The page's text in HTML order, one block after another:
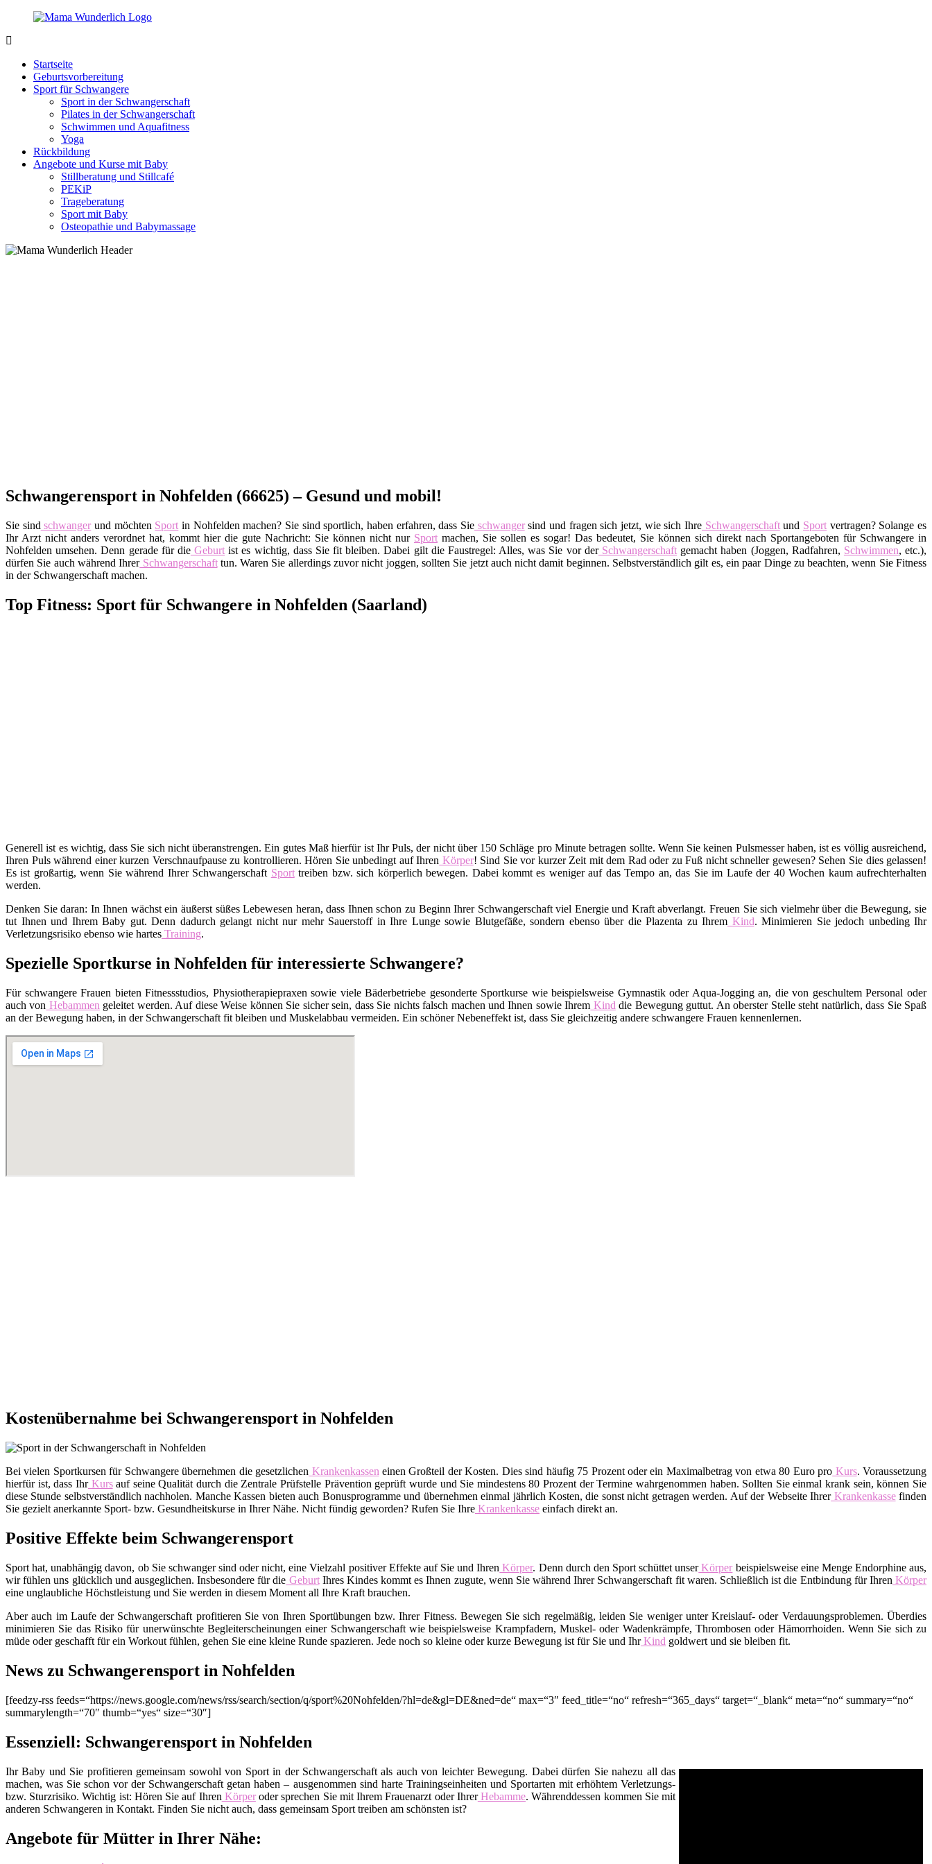
Zurück
Inhalt
sein
wunderbar!
Startseite
Geburtsvorbereitung
Sport für Schwangere
Sport in der Schwangerschaft
Pilates in der Schwangerschaft
Schwimmen und Aquafitness
Yoga
Rückbildung
Angebote und Kurse mit Baby
Stillberatung und Stillcafé
PEKiP
Trageberatung
Sport mit Baby
Osteopathie und Babymassage
Schwangerensport in Nohfelden (66625) – Gesund und mobil!
Sie sind schwangerund möchten Sport in Nohfelden machen? Sie sind sportlich, haben erfahren, dass Sie schwangersind und fragen sich jetzt, wie sich Ihre Schwangerschaftund Sport vertragen? Solange es
Ihr Arzt nicht anders verordnet hat, kommt hier die gute Nachricht: Sie können nicht nur Sport machen, Sie sollen es sogar! Das bedeutet, Sie können sich direkt nach Sportangeboten für Schwangere in
Nohfelden umsehen. Denn gerade für dieGeburt ist es wichtig, dass Sie fit bleiben. Dabei gilt die Faustregel: Alles, was Sie vor derSchwangerschaft gemacht haben (Joggen, Radfahren, Schwimmen, etc.),
dürfen Sie auch während IhrerSchwangerschafttun. Waren Sie allerdings zuvor nicht joggen, sollten Sie jetzt auch nicht damit beginnen. Selbstverständlich gilt es, ein paar Dinge zu beachten, wenn Sie Fitness
in der Schwangerschaft machen.
Top Fitness: Sport für Schwangere in Nohfelden (Saarland)
Generell ist es wichtig, dass Sie sich nicht überanstrengen. Ein gutes Maß hierfür ist Ihr Puls, der nicht über 150 Schläge pro Minute betragen sollte. Wenn Sie keinen Pulsmesser haben, ist es völlig ausreichend,
Ihren Puls während einer kurzen Verschnaufpause zu kontrollieren. Hören Sie unbedingt auf Ihren Körper! Sind Sie vor kurzer Zeit mit dem Rad oder zu Fuß nicht schneller gewesen? Sehen Sie dies gelassen!
Es ist großartig, wenn Sie während Ihrer Schwangerschaft Sporttreiben bzw. sich körperlich bewegen. Dabei kommt es weniger auf das Tempo an, das Sie im Laufe der 40 Wochen kaum aufrechterhalten
werden.
Denken Sie daran: In Ihnen wächst ein äußerst süßes Lebewesen heran, dass Ihnen schon zu Beginn Ihrer Schwangerschaft viel Energie und Kraft abverlangt. Freuen Sie sich vielmehr über die Bewegung, sie
tut Ihnen und Ihrem Baby gut. Denn dadurch gelangt nicht nur mehr Sauerstoff in Ihre Lunge sowie Blutgefäße, sondern ebenso über die Plazenta zu Ihrem Kind. Minimieren Sie jedoch unbeding Ihr
Verletzungsrisiko ebenso wie hartes Training.
Spezielle Sportkurse in Nohfelden für interessierte Schwangere?
Für schwangere Frauen bieten Fitnessstudios, Physiotherapiepraxen sowie viele Bäderbetriebe gesonderte Sportkurse wie beispielsweise Gymnastik oder Aqua-Jogging an, die von geschultem Personal oder
auch von Hebammen geleitet werden. Auf diese Weise können Sie sicher sein, dass Sie nichts falsch machen und Ihnen sowie Ihrem Kind die Bewegung guttut. An oberster Stelle steht natürlich, dass Sie Spaß
an der Bewegung haben, in der Schwangerschaft fit bleiben und Muskelabbau vermeiden. Ein schöner Nebeneffekt ist, dass Sie gleichzeitig andere schwangere Frauen kennenlernen.
Kostenübernahme bei Schwangerensport in Nohfelden
Bei vielen Sportkursen für Schwangere übernehmen die gesetzlichen Krankenkassen einen Großteil der Kosten. Dies sind häufig 75 Prozent oder ein Maximalbetrag von etwa 80 Euro pro Kurs. Voraussetzung
hierfür ist, dass IhrKursauf seine Qualität durch die Zentrale Prüfstelle Prävention geprüft wurde und Sie mindestens 80 Prozent der Termine wahrgenommen haben. Sollten Sie einmal krank sein, können Sie
diese Stunde selbstverständlich nachholen. Manche Kassen bieten auch Bonusprogramme und übernehmen einmal jährlich Kosten, die sonst nicht getragen werden. Auf der Webseite IhrerKrankenkassefinden
Sie gezielt anerkannte Sport- bzw. Gesundheitskurse in Ihrer Nähe. Nicht fündig geworden? Rufen Sie Ihre Krankenkasse einfach direkt an.
Positive Effekte beim Schwangerensport
Sport hat, unabhängig davon, ob Sie schwanger sind oder nicht, eine Vielzahl positiver Effekte auf Sie und Ihren Körper. Denn durch den Sport schüttet unserKörperbeispielsweise eine Menge Endorphine aus,
wir fühlen uns glücklich und ausgeglichen. Insbesondere für die GeburtIhres Kindes kommt es Ihnen zugute, wenn Sie während Ihrer Schwangerschaft fit waren. Schließlich ist die Entbindung für Ihren Körper
eine unglaubliche Höchstleistung und Sie werden in diesem Moment all Ihre Kraft brauchen.
Aber auch im Laufe der Schwangerschaft profitieren Sie von Ihren Sportübungen bzw. Ihrer Fitness. Bewegen Sie sich regelmäßig, leiden Sie weniger unter Kreislauf- oder Verdauungsproblemen. Überdies
minimieren Sie das Risiko für unerwünschte Begleiterscheinungen einer Schwangerschaft wie beispielsweise Krampfadern, Muskel- oder Wadenkrämpfe, Thrombosen oder Hämorrhoiden. Wenn Sie sich zu
müde oder geschafft für ein Workout fühlen, gehen Sie eine kleine Runde spazieren. Jede noch so kleine oder kurze Bewegung ist für Sie und IhrKind goldwert und sie bleiben fit.
News zu Schwangerensport in Nohfelden
[feedzy-rss feeds=“https://news.google.com/news/rss/search/section/q/sport%20Nohfelden/?hl=de&gl=DE&ned=de“ max=“3″ feed_title=“no“ refresh=“365_days“ target=“_blank“ meta=“no“ summary=“no“
summarylength=“70″ thumb=“yes“ size=“30″]
Essenziell: Schwangerensport in Nohfelden
Ihr Baby und Sie profitieren gemeinsam sowohl von Sport in der Schwangerschaft als auch von leichter Bewegung. Dabei dürfen Sie nahezu all das
machen, was Sie schon vor der Schwangerschaft getan haben – ausgenommen sind harte Trainingseinheiten und Sportarten mit erhöhtem Verletzungs-
bzw. Sturzrisiko. Wichtig ist: Hören Sie auf Ihren Körperoder sprechen Sie mit Ihrem Frauenarzt oder IhrerHebamme. Währenddessen kommen Sie mit
anderen Schwangeren in Kontakt. Finden Sie nicht auch, dass gemeinsam Sport treiben am schönsten ist?
Angebote für Mütter in Ihrer Nähe: